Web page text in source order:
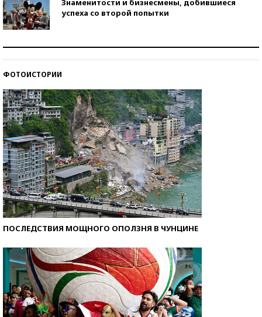
Знаменитости и бизнесмены, добившиеся
успеха со второй попытки
ФОТОИСТОРИИ
ПОСЛЕДСТВИЯ МОЩНОГО ОПОЛЗНЯ В ЧУНЦИНЕ